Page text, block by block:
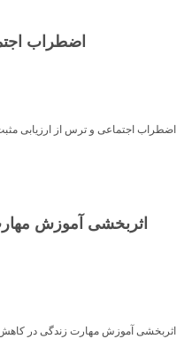
اضطراب
اضطراب اجتماعی و ترس از ارزیابی
اثربخشی آموزش
اثربخشی آموزش مهارت زندگی در